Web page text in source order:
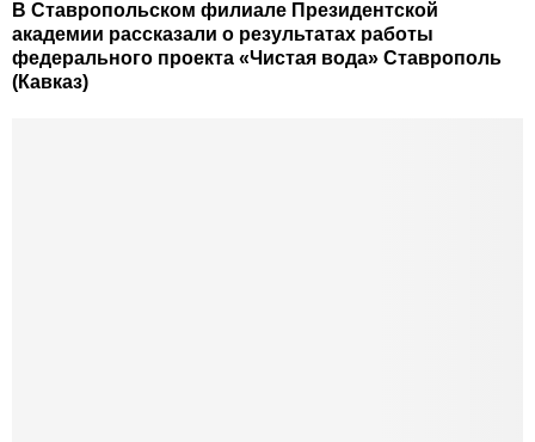
В Ставропольском филиале Президентской
академии рассказали о результатах работы
федерального проекта «Чистая вода» Ставрополь
(Кавказ)